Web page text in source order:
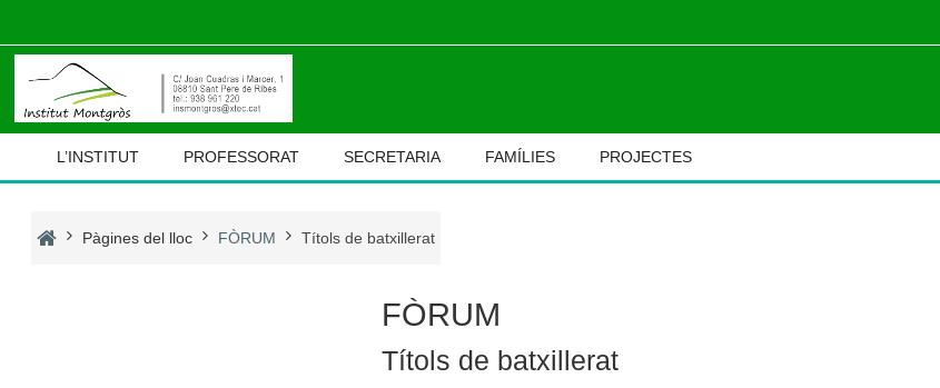
L’INSTITUT PROFESSORAT SECRETARIA FAMÍLIES PROJECTES
Pàgines del lloc FÒRUM Títols de batxillerat
FÒRUM
Títols de batxillerat